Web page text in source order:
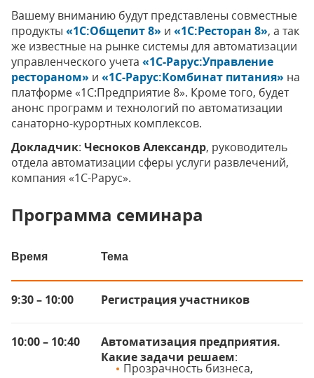
Вашему вниманию будут представлены совместные
продукты «1С:Общепит 8» и «1С:Ресторан 8», а так
же известные на рынке системы для автоматизации
управленческого учета «1С-Рарус:Управление
рестораном» и «1С-Рарус:Комбинат питания» на
платформе «1С:Предприятие 8». Кроме того, будет
анонс программ и технологий по автоматизации
санаторно-курортных комплексов.
Докладчик: Чесноков Александр, руководитель
отдела автоматизации сферы услуги развлечений,
компания «1С-Рарус».
Программа семинара
Время Тема
9:30 – 10:00 Регистрация участников
10:00 – 10:40
Автоматизация предприятия.
Какие задачи решаем:
Прозрачность бизнеса,